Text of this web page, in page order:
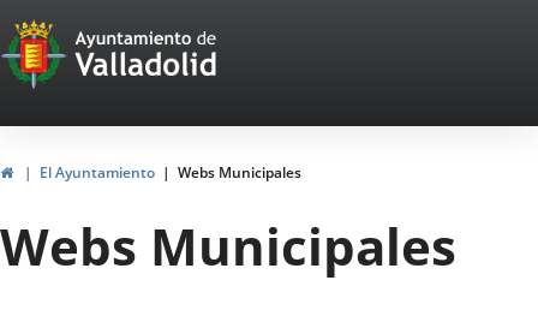
Portal
Web
del
Ayuntamiento
de
Valladolid
InicioEl Ayuntamiento Webs Municipales
Webs Municipales